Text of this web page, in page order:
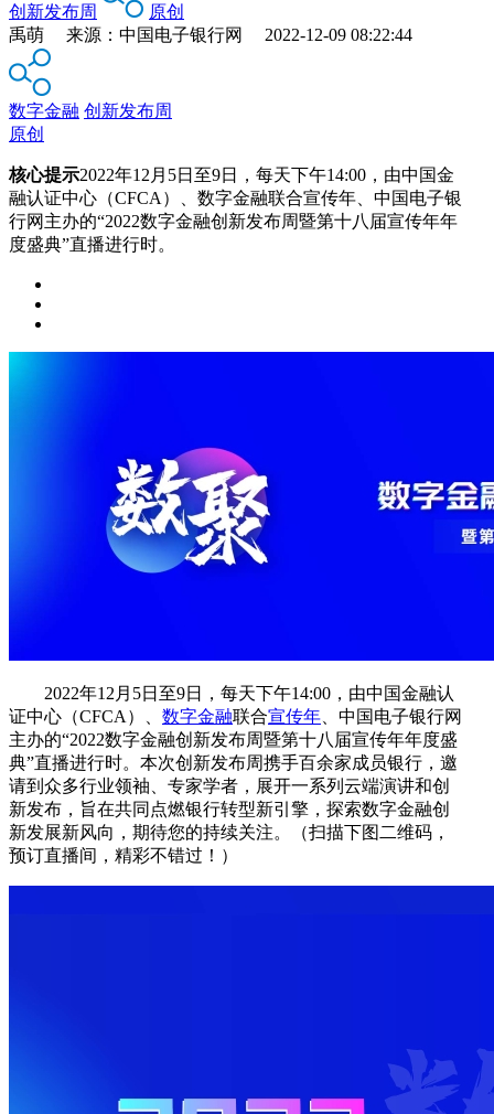
创新发布周
原创
禹萌 来源：中国电子银行网 2022-12-09 08:22:44
数字金融 创新发布周
原创
核心提示2022年12月5日至9日，每天下午14:00，由中国金
融认证中心（CFCA）、数字金融联合宣传年、中国电子银
行网主办的“2022数字金融创新发布周暨第十八届宣传年年
度盛典”直播进行时。
2022年12月5日至9日，每天下午14:00，由中国金融认
证中心（CFCA）、 数字金融联合宣传年 、中国电子银行网
主办的“2022数字金融创新发布周暨第十八届宣传年年度盛
典”直播进行时。本次创新发布周携手百余家成员银行，邀
请到众多行业领袖、专家学者，展开一系列云端演讲和创
新发布，旨在共同点燃银行转型新引擎，探索数字金融创
新发展新风向，期待您的持续关注。（扫描下图二维码，
预订直播间，精彩不错过！）